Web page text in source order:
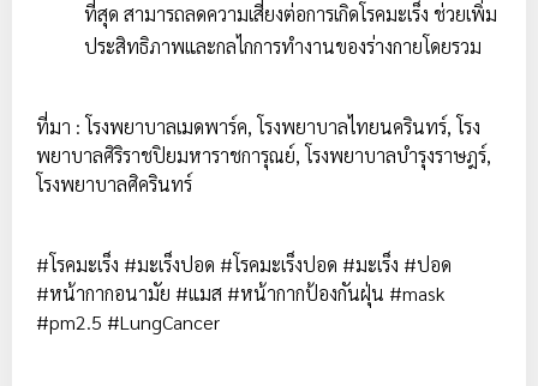
ที่สุด สามารถลดความเสี่ยงต่อการเกิดโรคมะเร็ง ช่วยเพิ่ม
ประสิทธิภาพและกลไกการทำงานของร่างกายโดยรวม
ที่มา : โรงพยาบาลเมดพาร์ค, โรงพยาบาลไทยนครินทร์, โรง
พยาบาลศิริราชปิยมหาราชการุณย์, โรงพยาบาลบำรุงราษฎร์,
โรงพยาบาลศิครินทร์
#โรคมะเร็ง #มะเร็งปอด #โรคมะเร็งปอด #มะเร็ง #ปอด
#หน้ากากอนามัย #แมส #หน้ากากป้องกันฝุ่น #mask
#pm2.5 #LungCancer